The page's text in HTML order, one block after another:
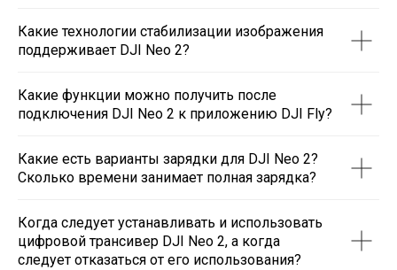
Какие технологии стабилизации изображения
поддерживает DJI Neo 2?
Какие функции можно получить после
подключения DJI Neo 2 к приложению DJI Fly?
Какие есть варианты зарядки для DJI Neo 2?
Сколько времени занимает полная зарядка?
Когда следует устанавливать и использовать
цифровой трансивер DJI Neo 2, а когда
следует отказаться от его использования?